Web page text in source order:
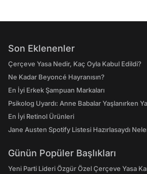
Son Eklenenler
Çerçeve Yasa Nedir, Kaç Oyla Kabul Edildi?
Ne Kadar Beyoncé Hayranısın?
En İyi Erkek Şampuan Markaları
Psikolog Uyardı: Anne Babalar Yaşlanırken
En İyi Retinol Ürünleri
Jane Austen Spotify Listesi Hazırlasaydı
Günün Popüler Başlıkları
Yeni Parti Lideri Özgür Özel Çerçeve Yasa